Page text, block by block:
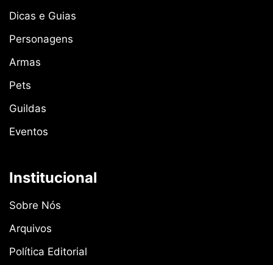
Dicas e Guias
Personagens
Armas
Pets
Guildas
Eventos
Institucional
Sobre Nós
Arquivos
Política Editorial